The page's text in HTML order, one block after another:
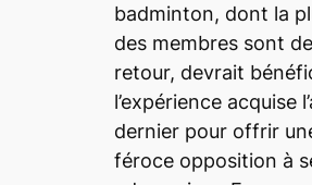
badminton, dont la
des membres sont de
retour, devrait
l’expérience acquise
dernier pour offrir
féroce opposition à